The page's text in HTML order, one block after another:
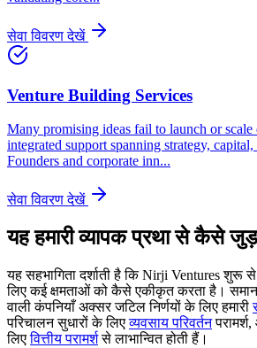
सेवा विवरण देखें
Venture Building Services
Many promising ideas fail to launch or scale
integrated support spanning strategy,
Founders and corporate inn...
सेवा विवरण देखें
यह हमारी व्यापक प्रथा से कैसे
यह सहभागिता दर्शाती है कि Nirji Ventures
लिए कई क्षमताओं को कैसे एकीकृत करता है। समान
वाली कंपनियाँ अक्सर जटिल निर्णयों के लिए हमारी
परिचालन सुधारों के लिएव्यवसाय परिवर्तन
लिएवित्तीय परामर्शसे लाभान्वित होती हैं।